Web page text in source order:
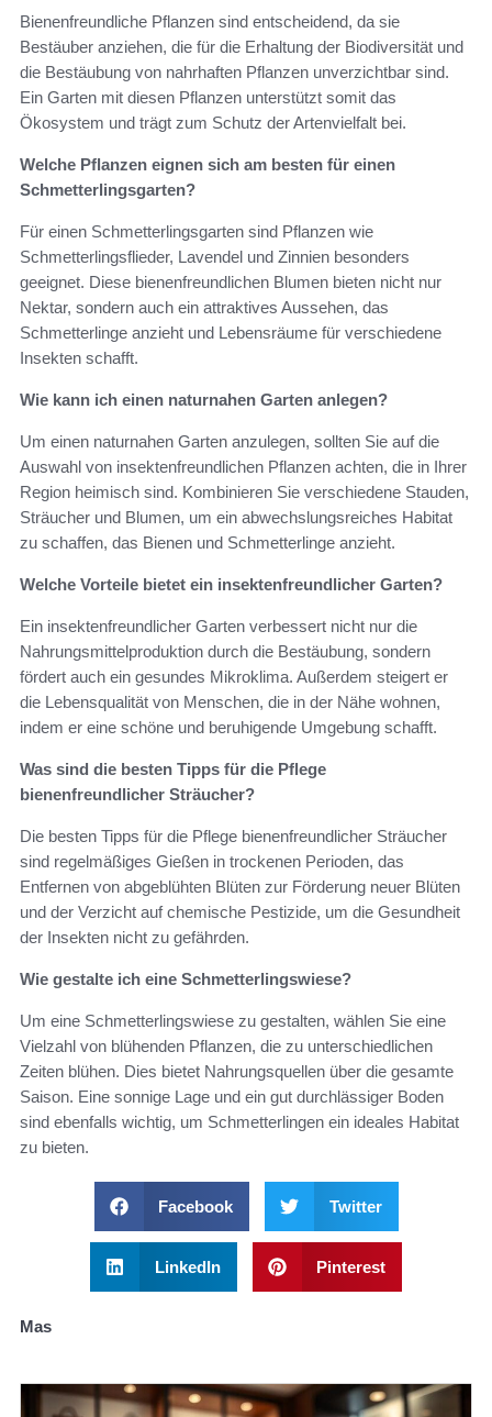
Bienenfreundliche Pflanzen sind entscheidend, da sie
Bestäuber anziehen, die für die Erhaltung der Biodiversität und
die Bestäubung von nahrhaften Pflanzen unverzichtbar sind.
Ein Garten mit diesen Pflanzen unterstützt somit das
Ökosystem und trägt zum Schutz der Artenvielfalt bei.
Welche Pflanzen eignen sich am besten für einen
Schmetterlingsgarten?
Für einen Schmetterlingsgarten sind Pflanzen wie
Schmetterlingsflieder, Lavendel und Zinnien besonders
geeignet. Diese bienenfreundlichen Blumen bieten nicht nur
Nektar, sondern auch ein attraktives Aussehen, das
Schmetterlinge anzieht und Lebensräume für verschiedene
Insekten schafft.
Wie kann ich einen naturnahen Garten anlegen?
Um einen naturnahen Garten anzulegen, sollten Sie auf die
Auswahl von insektenfreundlichen Pflanzen achten, die in Ihrer
Region heimisch sind. Kombinieren Sie verschiedene Stauden,
Sträucher und Blumen, um ein abwechslungsreiches Habitat
zu schaffen, das Bienen und Schmetterlinge anzieht.
Welche Vorteile bietet ein insektenfreundlicher Garten?
Ein insektenfreundlicher Garten verbessert nicht nur die
Nahrungsmittelproduktion durch die Bestäubung, sondern
fördert auch ein gesundes Mikroklima. Außerdem steigert er
die Lebensqualität von Menschen, die in der Nähe wohnen,
indem er eine schöne und beruhigende Umgebung schafft.
Was sind die besten Tipps für die Pflege
bienenfreundlicher Sträucher?
Die besten Tipps für die Pflege bienenfreundlicher Sträucher
sind regelmäßiges Gießen in trockenen Perioden, das
Entfernen von abgeblühten Blüten zur Förderung neuer Blüten
und der Verzicht auf chemische Pestizide, um die Gesundheit
der Insekten nicht zu gefährden.
Wie gestalte ich eine Schmetterlingswiese?
Um eine Schmetterlingswiese zu gestalten, wählen Sie eine
Vielzahl von blühenden Pflanzen, die zu unterschiedlichen
Zeiten blühen. Dies bietet Nahrungsquellen über die gesamte
Saison. Eine sonnige Lage und ein gut durchlässiger Boden
sind ebenfalls wichtig, um Schmetterlingen ein ideales Habitat
zu bieten.
Facebook Twitter
LinkedIn Pinterest
Mas